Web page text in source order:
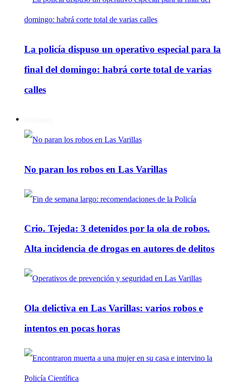
La policía dispuso un operativo especial para la
final del domingo: habrá corte total de varias
calles
No paran los robos en Las Varillas
Crio. Tejeda: 3 detenidos por la ola de robos.
Alta incidencia de drogas en autores de delitos
Ola delictiva en Las Varillas: varios robos e
intentos en pocas horas